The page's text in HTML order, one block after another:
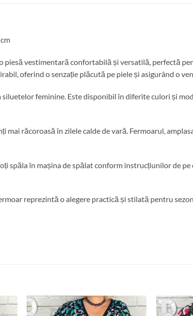
piesă vestimentară confortabilă și versatilă, perfectă
oferind o senzație plăcută pe piele și asigurând o
feminine. Este disponibil în diferite culori și
răcoroasă în zilele calde de vară. Fermoarul,
spăla în mașina de spălat conform instrucțiunilor de pe
reprezintă o alegere practică și stilată pentru